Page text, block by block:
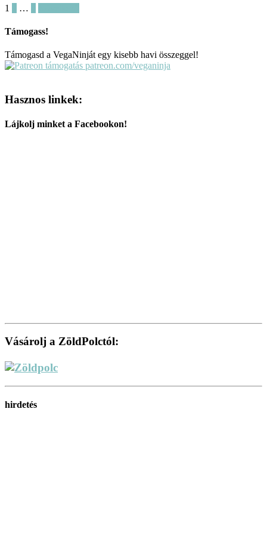
1 …
Támogass!
Támogasd a VegaNinját egy kisebb havi összeggel!
patreon.com/veganinja
Hasznos linkek:
Lájkolj minket a Facebookon!
Vásárolj a ZöldPolctól:
hirdetés